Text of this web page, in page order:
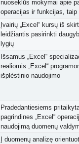
nuoseklūs mokymai apie
operacijas ir funkcijas,
Įvairių „Excel“ kursų iš
leidžiantis pasirinkti
lygių
Išsamus „Excel“
realiomis „Excel“
išplėstinio naudojimo
Pradedantiesiems
pagrindines „Excel“
naudojimą duomenų
Į duomenų analizę